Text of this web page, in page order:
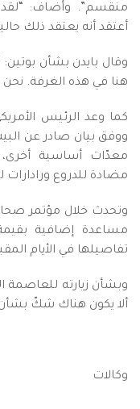
منقسم”. وأضاف: “لقد
أعتقد أنه يعتقد ذلك
وقال بايدن بشأن
هنا في هذه الغرفة.
كما وعد الرئيس
ووفق بيان صادر عن
معدّات أساسية
مضادة للدروع ورادارات
وتحدث خلال مؤتمر
تفاصيلها في الأيام
وبشأن زيارته للعاصمة
ألا يكون هناك شكّ بشأن
وكالات